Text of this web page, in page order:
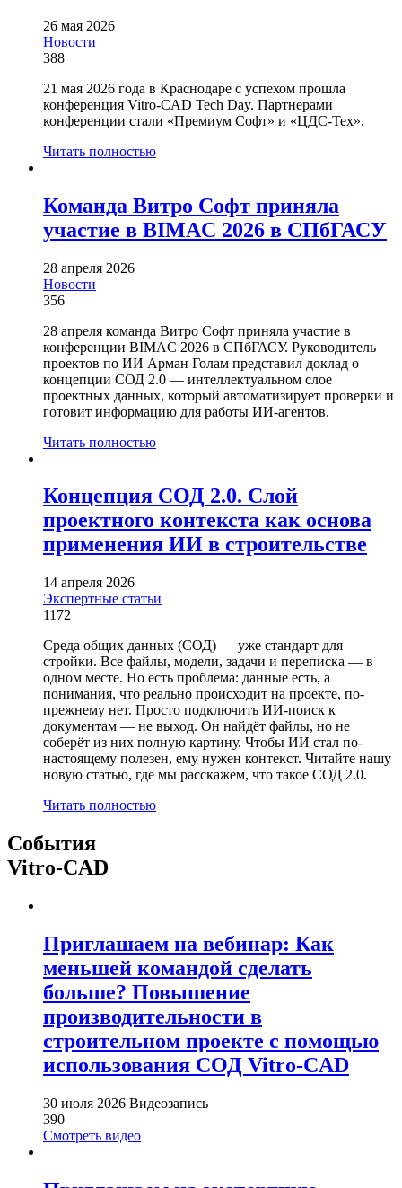
26 мая 2026
Новости
388
21 мая 2026 года в Краснодаре с успехом прошла
конференция Vitro-CAD Tech Day. Партнерами
конференции стали «Премиум Софт» и «ЦДС-Тех».
Читать полностью
Команда Витро Софт приняла
участие в BIMAC 2026 в СПбГАСУ
28 апреля 2026
Новости
356
28 апреля команда Витро Софт приняла участие в
конференции BIMAC 2026 в СПбГАСУ. Руководитель
проектов по ИИ Арман Голам представил доклад о
концепции СОД 2.0 — интеллектуальном слое
проектных данных, который автоматизирует проверки и
готовит информацию для работы ИИ-агентов.
Читать полностью
Концепция СОД 2.0. Слой
проектного контекста как основа
применения ИИ в строительстве
14 апреля 2026
Экспертные статьи
1172
Среда общих данных (СОД) — уже стандарт для
стройки. Все файлы, модели, задачи и переписка — в
одном месте. Но есть проблема: данные есть, а
понимания, что реально происходит на проекте, по-
прежнему нет. Просто подключить ИИ-поиск к
документам — не выход. Он найдёт файлы, но не
соберёт из них полную картину. Чтобы ИИ стал по-
настоящему полезен, ему нужен контекст. Читайте нашу
новую статью, где мы расскажем, что такое СОД 2.0.
Читать полностью
События
Vitro-CAD
Приглашаем на вебинар: Как
меньшей командой сделать
больше? Повышение
производительности в
строительном проекте с помощью
использования СОД Vitro-CAD
30 июля 2026 Видеозапись
390
Смотреть видео